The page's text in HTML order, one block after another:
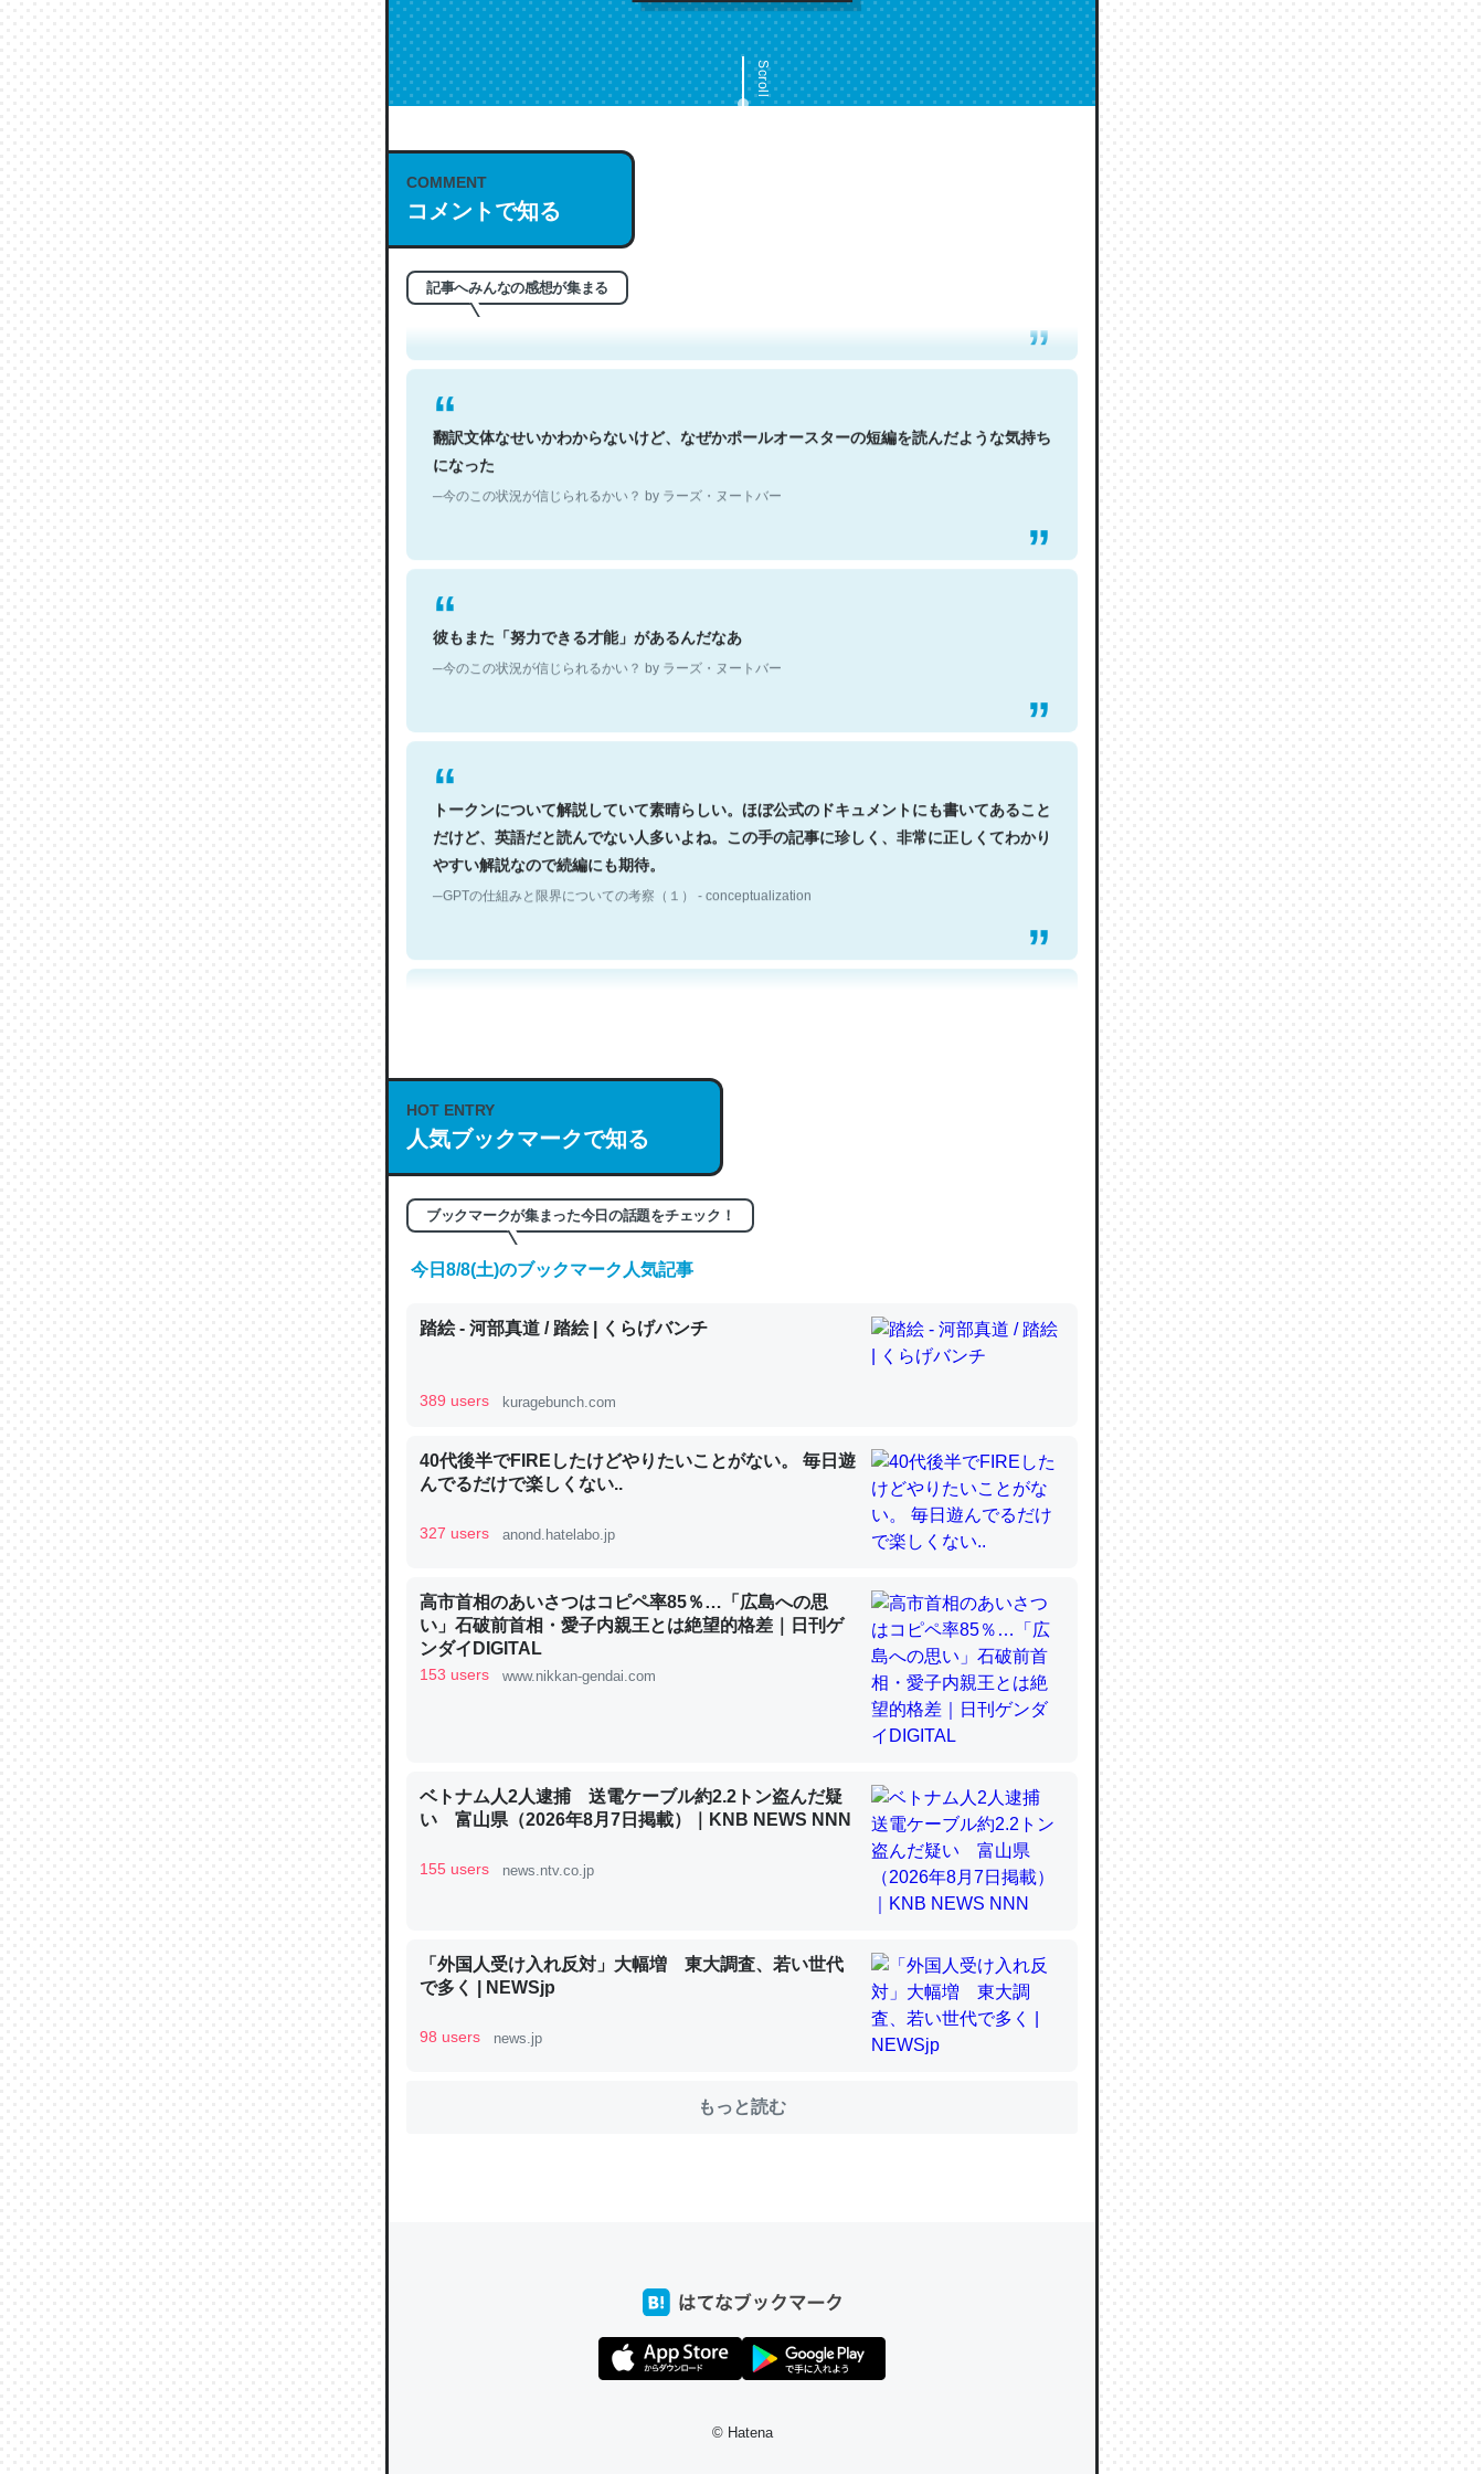
Scroll
COMMENT
コメントで知る
記事へみんなの感想が集まる
これは名文。彼はとてもクレバーなんだろうなと凄く思う。英語少しでも読める人は原文
もお勧め。自分はこの流れ好き。Let’s Fucking Go. Then Covid hit. Shit.
─今のこの状況が信じられるかい？ by ラーズ・ヌートバー
翻訳文体なせいかわからないけど、なぜかポールオースターの短編を読んだような気持ち
になった
─今のこの状況が信じられるかい？ by ラーズ・ヌートバー
彼もまた「努力できる才能」があるんだなあ
─今のこの状況が信じられるかい？ by ラーズ・ヌートバー
トークンについて解説していて素晴らしい。ほぼ公式のドキュメントにも書いてあること
だけど、英語だと読んでない人多いよね。この手の記事に珍しく、非常に正しくてわかり
やすい解説なので続編にも期待。
─GPTの仕組みと限界についての考察（１） - conceptualization
これは良記事。32768トークンだと英語小説100ページ分くらい。小説でいう「ずっと前
の伏線」は回収されないけど、短期記憶というには多い分量。進化すればするほど分かり
やすく強くなりそう
の600分の1程度。
─ニュース :: 【研究発表】昆虫学の大問題＝「昆虫はなぜ海にいないのか」に関する新仮説
論文では「淡水はカルシウムも酸素も不足してて両方に不利だから両方が拮抗してるので
は」とあって面白い。海にいる鋏角類（カブトガニ・ウミグモ）はカルシウムを使わずキ
─ニュース :: 【研究発表】昆虫学の大問題＝「昆虫はなぜ海にいないのか」に関する新仮説
これを元に考えるとカルシウムを大量に使う脊椎動物と貝類は苦労してるんだな…。腹足
中。あと、Googleマップで位置情報を共有してる。電池残量や充電中かが分かるのでこ
ちょうど同じ理由でEcho Show 8を設定中でした。PrimeとかSpotifyを支払う孝行もで
きる。一生で親と会える残り時間を日数にすると1週間とかの人が多いそうだけど、それ
を実質100倍以上に伸ばす効果があるはず……
HOT ENTRY
人気ブックマークで知る
ブックマークが集まった今日の話題をチェック！
今日8/8(土)のブックマーク人気記事
踏絵 - 河部真道 / 踏絵 | くらげバンチ
389 users kuragebunch.com
40代後半でFIREしたけどやりたいことがない。 毎日遊
んでるだけで楽しくない..
327 users anond.hatelabo.jp
高市首相のあいさつはコピペ率85％…「広島への思
い」石破前首相・愛子内親王とは絶望的格差｜日刊ゲ
ンダイDIGITAL
153 users www.nikkan-gendai.com
ベトナム人2人逮捕 送電ケーブル約2.2トン盗んだ疑
い 富山県（2026年8月7日掲載）｜KNB NEWS NNN
155 users news.ntv.co.jp
「外国人受け入れ反対」大幅増 東大調査、若い世代
で多く | NEWSjp
98 users news.jp
もっと読む
© Hatena